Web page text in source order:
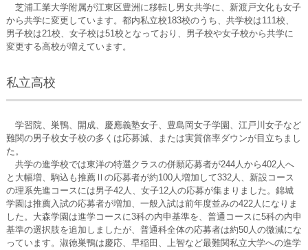
芝浦工業大学附属が江東区豊洲に移転し男女共学に、新渡戸文化も女子
から共学に変更しています。都内私立校183校のうち、共学校は111校、
男子校は21校、女子校は51校となっており、男子校や女子校から共学に
変更する高校が増えています。
私立高校
学習院、巣鴨、開成、慶應義塾女子、豊島岡女子学園、江戸川女子など
難関の男子校女子校の多くは応募減、または実質倍率ダウンが目立ちまし
た。
共学の進学校では東洋の特選クラスの併願応募者が244人から402人へ
と大幅増、駒込も推薦Ⅱの応募者が約100人増加して332人、新設コース
の理系先進コースには男子42人、女子12人の応募が集まりました。錦城
学園は推薦入試の応募者が増加、一般入試は前年度並みの422人になりま
した。大森学園は進学コースに3科の内申基準を、普通コースに5科の内申
基準の選択肢を追加しましたが、普通科全体の応募者は約50人の微減にな
っています。淑徳巣鴨は慶応、早稲田、上智など最難関私立大学への進学